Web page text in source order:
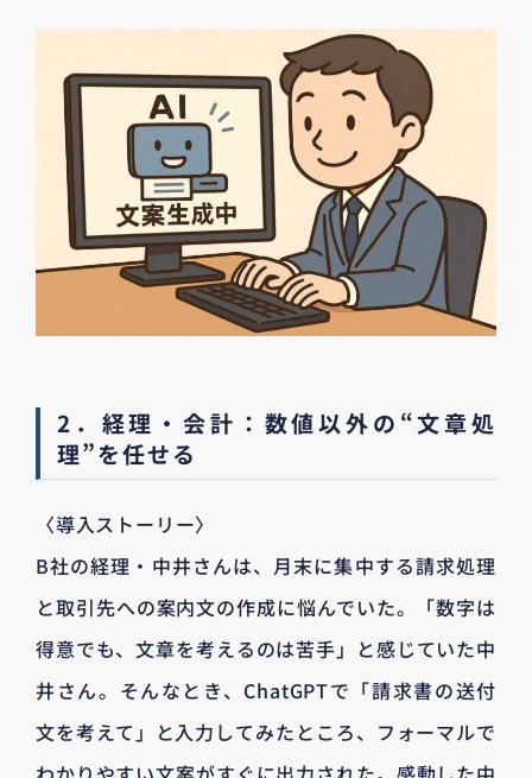
2．経理・会計：数値以外の“文章処
理”を任せる
〈導入ストーリー〉
B社の経理・中井さんは、月末に集中する請求処理
と取引先への案内文の作成に悩んでいた。「数字は
得意でも、文章を考えるのは苦手」と感じていた中
井さん。そんなとき、ChatGPTで「請求書の送付
文を考えて」と入力してみたところ、フォーマルで